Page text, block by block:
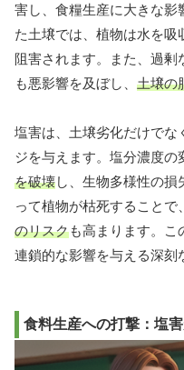
害し、食糧生産に大きな影
た土壌では、植物は水を
阻害されます。また、過剰
も悪影響を及ぼし、 土壌の
塩害は、土壌劣化だけでな
ジを与えます。塩分濃度の
を破壊し、生物多様性の損
って植物が枯死することで
のリスクも高まります。こ
連鎖的な影響を与える深刻
食料生産への打撃：塩